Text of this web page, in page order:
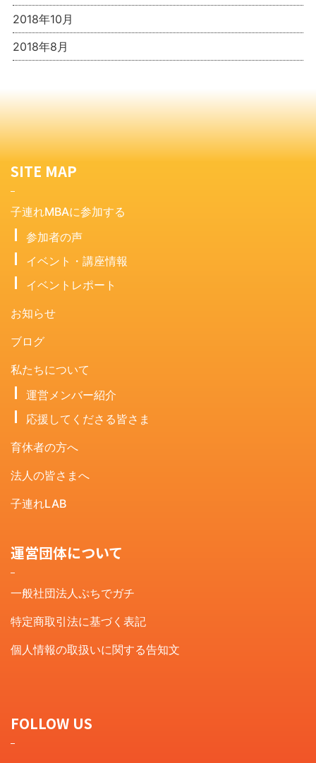
2018年10月
2018年8月
SITE MAP
子連れMBAに参加する
参加者の声
イベント・講座情報
イベントレポート
お知らせ
ブログ
私たちについて
運営メンバー紹介
応援してくださる皆さま
育休者の方へ
法人の皆さまへ
子連れLAB
運営団体について
一般社団法人ぷちでガチ
特定商取引法に基づく表記
個人情報の取扱いに関する告知文
FOLLOW US